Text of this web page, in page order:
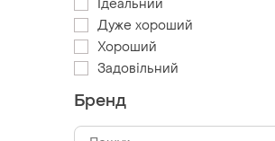
Ідеальний
Дуже хороший
Хороший
Задовільний
Бренд